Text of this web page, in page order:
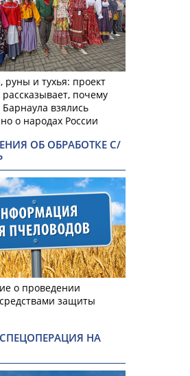
руны и тухья: проект
почему
взялись
о народах России
ОБ ОБРАБОТКЕ С/
о проведении
защиты
НА